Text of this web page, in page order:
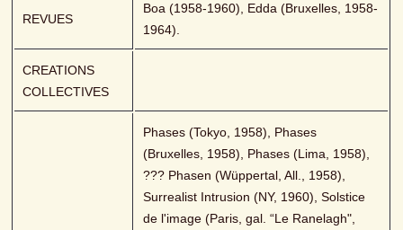
REVUES
Boa (1958-1960), Edda (Bruxelles, 1958-
1964).
CREATIONS
COLLECTIVES
Phases (Tokyo, 1958), Phases
(Bruxelles, 1958), Phases (Lima, 1958),
??? Phasen (Wüppertal, All., 1958),
Surrealist Intrusion (NY, 1960), Solstice
de l'image (Paris, gal. “Le Ranelagh",